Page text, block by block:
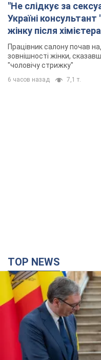
"Не слідкує за
Україні
жінку після
скандал. Фото
Працівник салону почав
зовнішності жінки,
"чоловічу стрижку"
6 часов назад 7,1 т.
TOP NEWS